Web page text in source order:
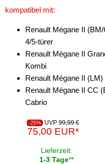
kompatibel mit:
Renault Mégane II
4/5-türer
Renault Mégane II
Kombi
Renault Mégane II
Renault Mégane II CC
Cabrio
-25% UVP 99,99 €
75,00 EUR*
Lieferzeit:
1-3 Tage**